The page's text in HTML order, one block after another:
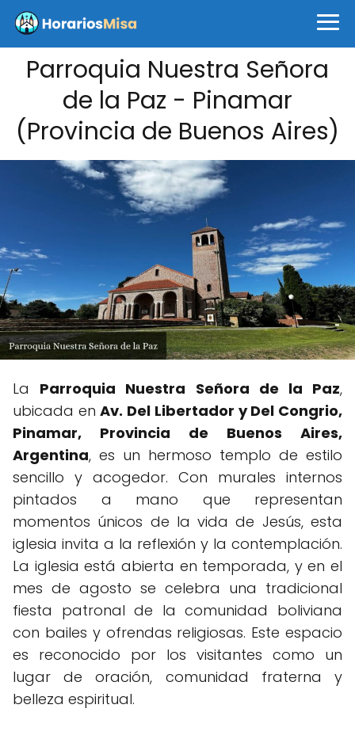
Parroquia Nuestra Señora
de la Paz - Pinamar
(Provincia de Buenos Aires)
La Parroquia Nuestra Señora de la Paz,
ubicada enAv. Del Libertador y Del Congrio,
Pinamar, Provincia de Buenos Aires,
Argentina, es un hermoso templo de estilo
sencillo y acogedor. Con murales internos
pintados a mano que representan
momentos únicos de la vida de Jesús, esta
iglesia invita a la reflexión y la contemplación.
La iglesia está abierta en temporada, y en el
mes de agosto se celebra una tradicional
fiesta patronal de la comunidad boliviana
con bailes y ofrendas religiosas. Este espacio
es reconocido por los visitantes como un
lugar de oración, comunidad fraterna y
belleza espiritual.